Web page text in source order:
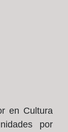
en Cultura
por